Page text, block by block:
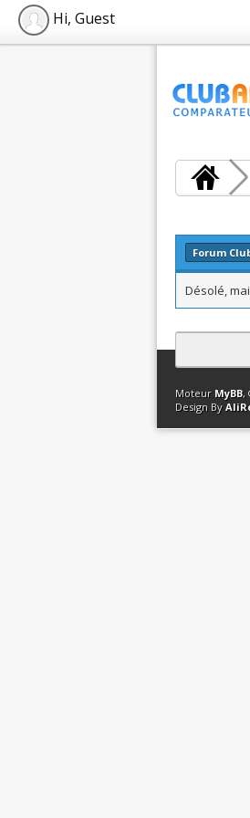
Hi, Guest
Forum
Désolé,
Contact
Moteur MyBB,
Design By